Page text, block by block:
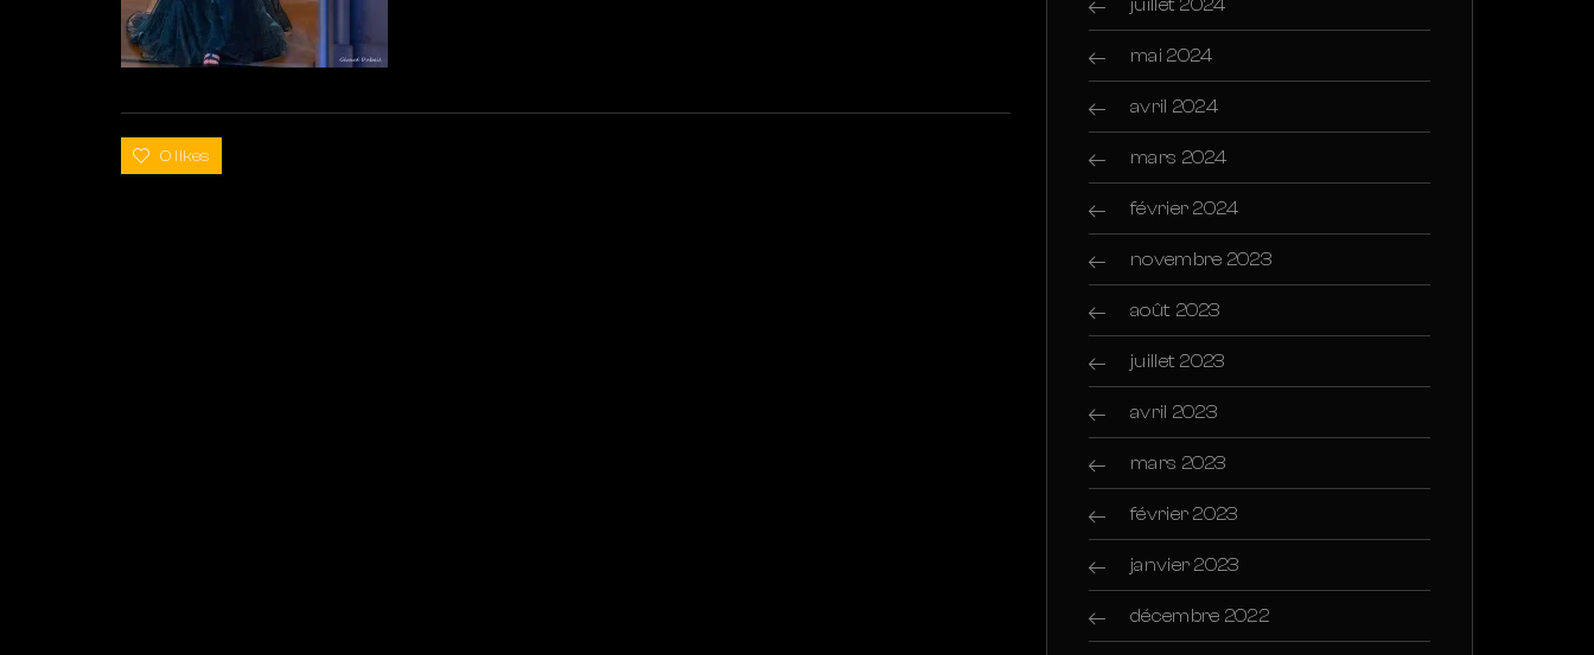
0 likes
juillet 2024
mai 2024
avril 2024
mars 2024
février 2024
novembre 2023
août 2023
juillet 2023
avril 2023
mars 2023
février 2023
janvier 2023
décembre 2022